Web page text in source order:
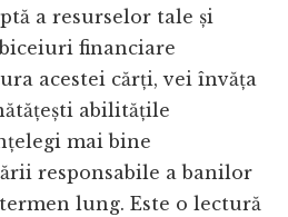
a resurselor tale și
financiare
acestei cărți, vei învăța
abilitățile
mai bine
responsabile a banilor
lung. Este o lectură